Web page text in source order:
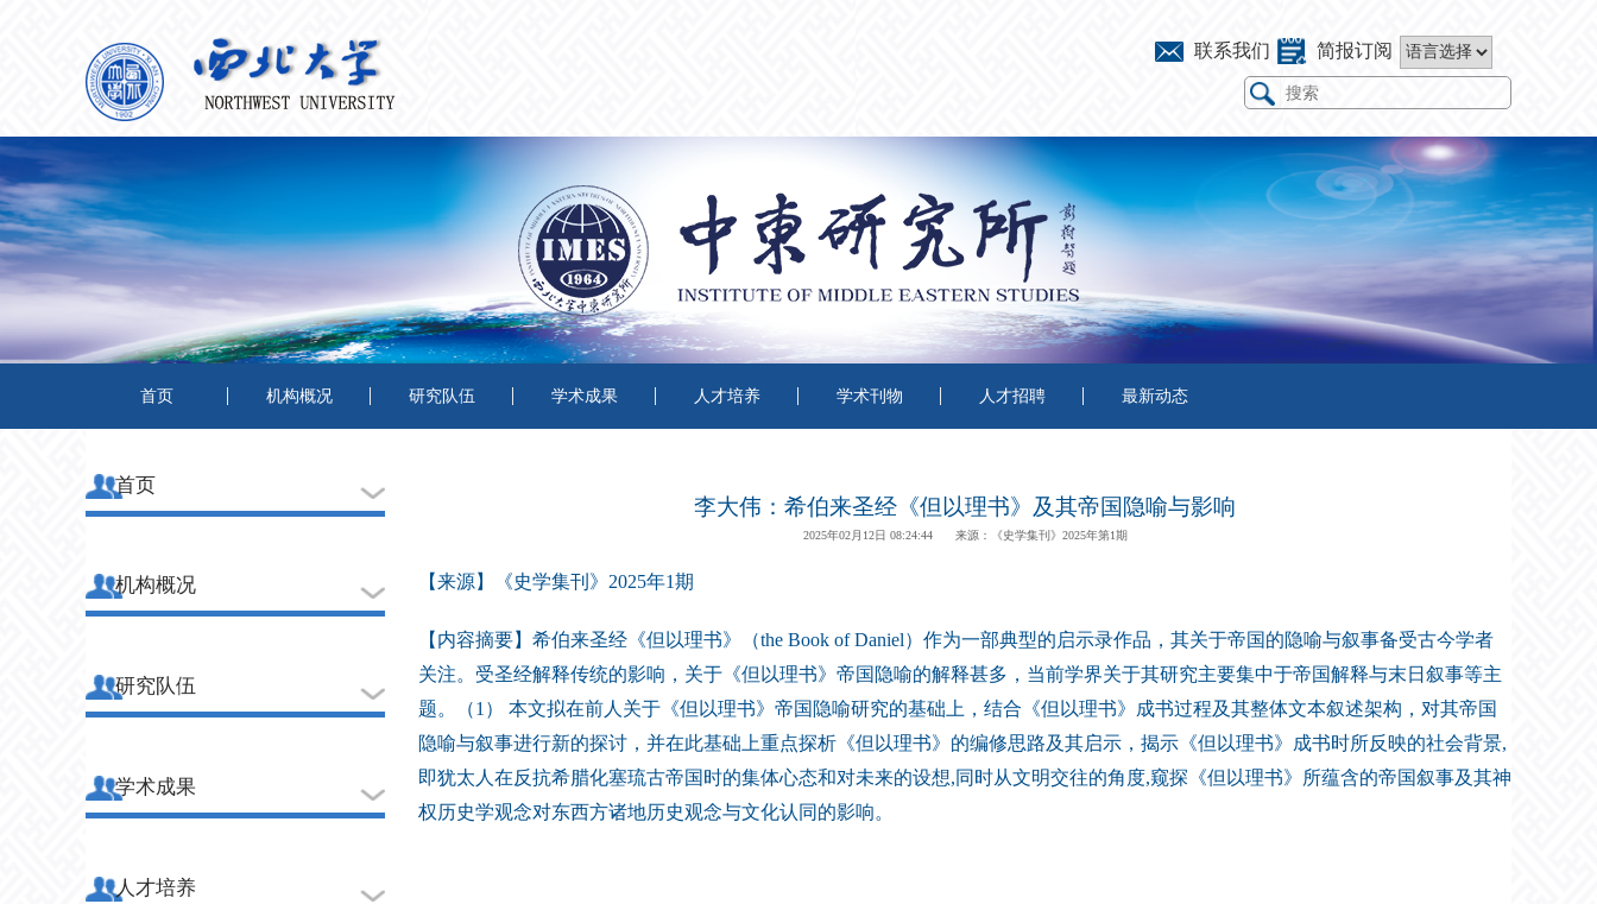
联系我们 简报订阅
首页 机构概况 研究队伍 学术成果 人才培养 学术刊物 人才招聘 最新动态
首页
机构概况
研究队伍
学术成果
人才培养
李大伟：希伯来圣经《但以理书》及其帝国隐喻与影响
2025年02月12日 08:24:44 来源：《史学集刊》2025年第1期
【来源】《史学集刊》2025年1期
【内容摘要】 希伯来圣经《但以理书》（the Book of Daniel）作为一部典型的启示录作品，其关于帝国的隐喻与叙事备受古今学者
关注。受圣经解释传统的影响，关于《但以理书》帝国隐喻的解释甚多，当前学界关于其研究主要集中于帝国解释与末日叙事等主
题。（1） 本文拟在前人关于《但以理书》帝国隐喻研究的基础上，结合《但以理书》成书过程及其整体文本叙述架构，对其帝国
隐喻与叙事进行新的探讨，并在此基础上重点探析《但以理书》的编修思路及其启示，揭示《但以理书》成书时所反映的社会背景,
即犹太人在反抗希腊化塞琉古帝国时的集体心态和对未来的设想,同时从文明交往的角度,窥探《但以理书》所蕴含的帝国叙事及其神
权历史学观念对东西方诸地历史观念与文化认同的影响。